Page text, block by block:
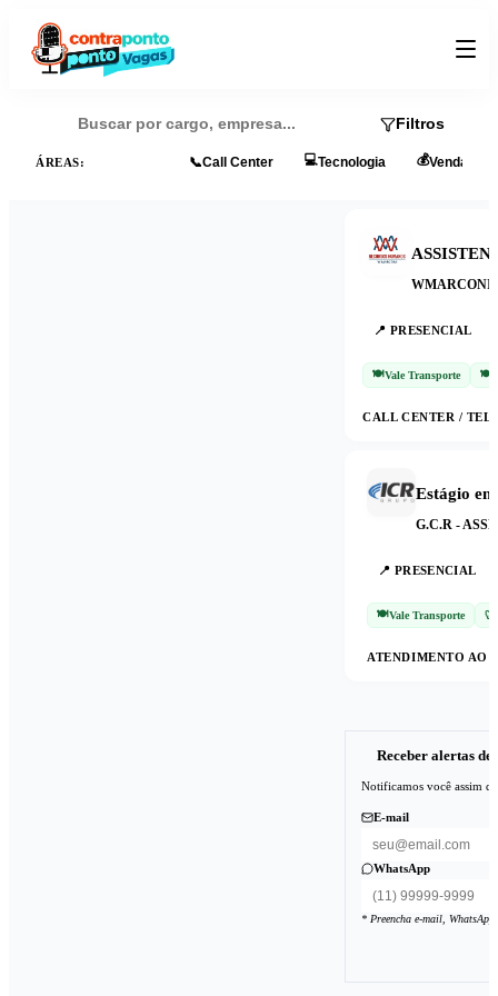
Filtros
ÁREAS: 📞Call Center 💻Tecnologia 💰Vendas
WMARCONI
📍 PRESENCIAL
🍽️Vale Transporte 🍽️
CALL CENTER /
Estágio
G.C.R -
📍 PRESENCIAL
🍽️Vale Transporte 🦷
ATENDIMENTO AO
Receber alertas de
Notificamos você assim
E-mail
WhatsApp
* Preencha e-mail,